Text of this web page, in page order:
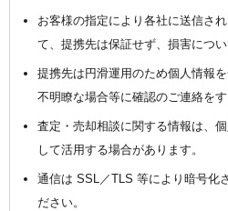
お客様の指定により各社に送信さ
て、提携先は保証せず、損害につ
提携先は円滑運用のため個人情報
不明瞭な場合等に確認のご連絡をす
査定・売却相談に関する情報は、
して活用する場合があります。
通信は SSL／TLS 等により暗号化
ださい。